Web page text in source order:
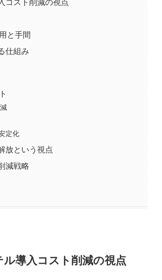
コスト削減の視点
と手間
仕組み
定化
放という視点
減戦略
導入コスト削減の視点